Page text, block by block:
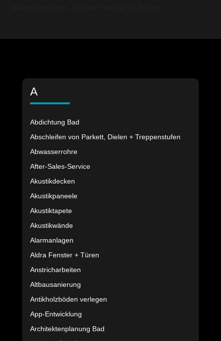
A
Abdichtung Bad
Abschleifen von Parkett, Dielen + Treppenstufen
Abwasserrohre
After-Sales-Service
Akustikdecken
Akustikpaneele
Akustiktapete
Akustikwände
Alarmanlagen
Aldra Fenster + Türen
Anstricharbeiten
Altbausanierung
Antikholzböden verlegen
App-Entwicklung
Architektenplanung Bad